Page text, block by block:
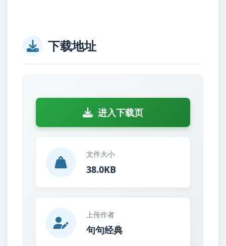
下载地址
进入下载页
文件大小
38.0KB
上传作者
句句经典